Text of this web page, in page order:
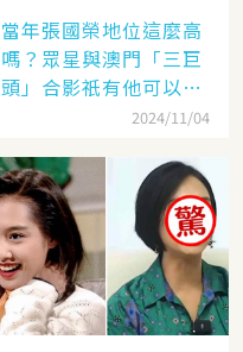
當年張國榮地位這麼高
嗎？眾星與澳門「三巨
頭」合影祇有他可以
「坐著」，而且還是C
2024/11/04